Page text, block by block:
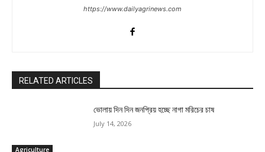
https://www.dailyagrinews.com
RELATED ARTICLES
Agriculture
ভোলায় দিন দিন জনপ্রিয় হচ্ছে নাগা মরিচের চাষ
July 14, 2026